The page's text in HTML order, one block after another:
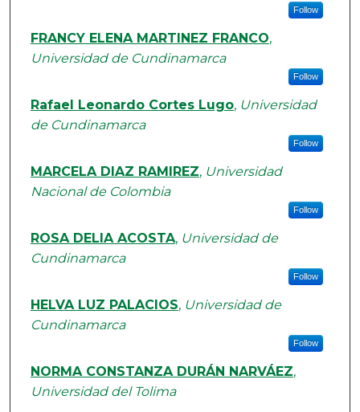
Follow
FRANCY ELENA MARTINEZ FRANCO,
Universidad de Cundinamarca
Follow
Rafael Leonardo Cortes Lugo, Universidad
de Cundinamarca
Follow
MARCELA DIAZ RAMIREZ, Universidad
Nacional de Colombia
Follow
ROSA DELIA ACOSTA, Universidad de
Cundinamarca
Follow
HELVA LUZ PALACIOS, Universidad de
Cundinamarca
Follow
NORMA CONSTANZA DURÁN NARVÁEZ,
Universidad del Tolima